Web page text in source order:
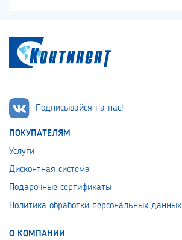
Подписывайся на нас!
ПОКУПАТЕЛЯМ
Услуги
Дисконтная система
Подарочные сертификаты
Политика обработки персональных данных
О КОМПАНИИ